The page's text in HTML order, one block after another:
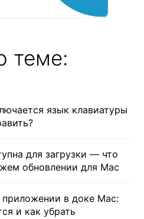
теме:
язык клавиатуры
для загрузки — что
обновлении для Mac
приложении в доке Mac:
и как убрать